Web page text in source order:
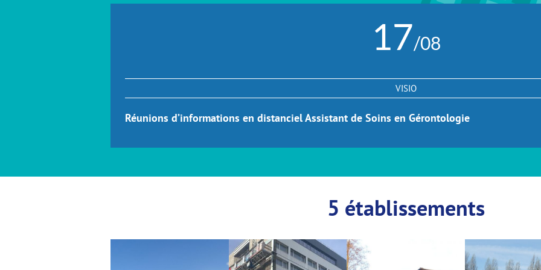
17/08
VISIO
Réunions d’informations en distanciel Assistant de Soins en Gérontologie
5 établissements